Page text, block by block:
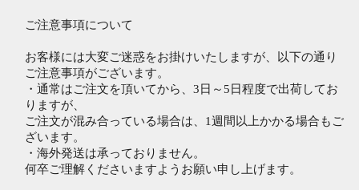
ご注意事項について
お客様には大変ご迷惑をお掛けいたしますが、以下の通り
ご注意事項がございます。
・通常はご注文を頂いてから、3日～5日程度で出荷してお
りますが、
ご注文が混み合っている場合は、1週間以上かかる場合もご
ざいます。
・海外発送は承っておりません。
何卒ご理解くださいますようお願い申し上げます。